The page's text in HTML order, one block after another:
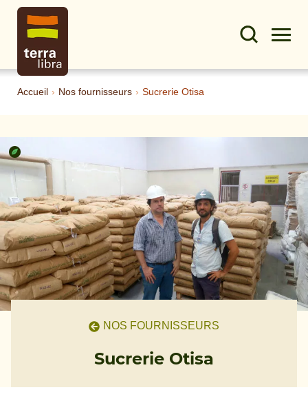
Accueil › Nos fournisseurs › Sucrerie Otisa
NOS FOURNISSEURS
Sucrerie Otisa